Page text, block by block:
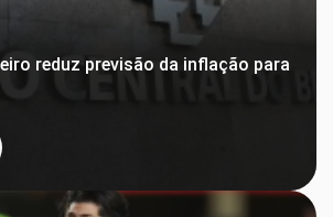
reduz previsão da inflação para